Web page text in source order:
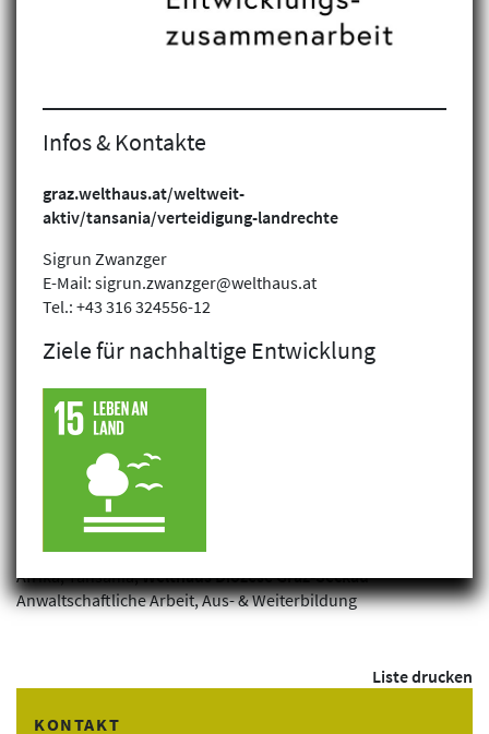
Geschlechtergerechtigkeit
Inklusion
Filterergebnis: 1 gefunden
Verteidigung der Landrechte sichert
Existenzen
Afrika, Tansania,Welthaus Diözese Graz-Seckau
Anwaltschaftliche Arbeit, Aus- & Weiterbildung
Liste drucken
KONTAKT
Infos & Kontakte
graz.welthaus.at/weltweit-
aktiv/tansania/verteidigung-landrechte
Sigrun Zwanzger
E-Mail: sigrun.zwanzger@welthaus.at
Tel.: +43 316 324556-12
Ziele für nachhaltige Entwicklung